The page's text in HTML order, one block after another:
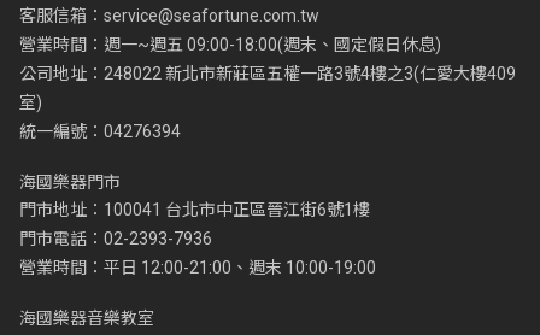
客服信箱： service@seafortune.com.tw
營業時間：週一~週五 09:00-18:00(週末、國定假日休息)
公司地址：248022 新北市新莊區五權一路3號4樓之3(仁愛大樓409
室)
統一編號：04276394
海國樂器門市
門市地址：100041 台北市中正區晉江街6號1樓
門市電話：02-2393-7936
營業時間：平日 12:00-21:00、週末 10:00-19:00
海國樂器音樂教室